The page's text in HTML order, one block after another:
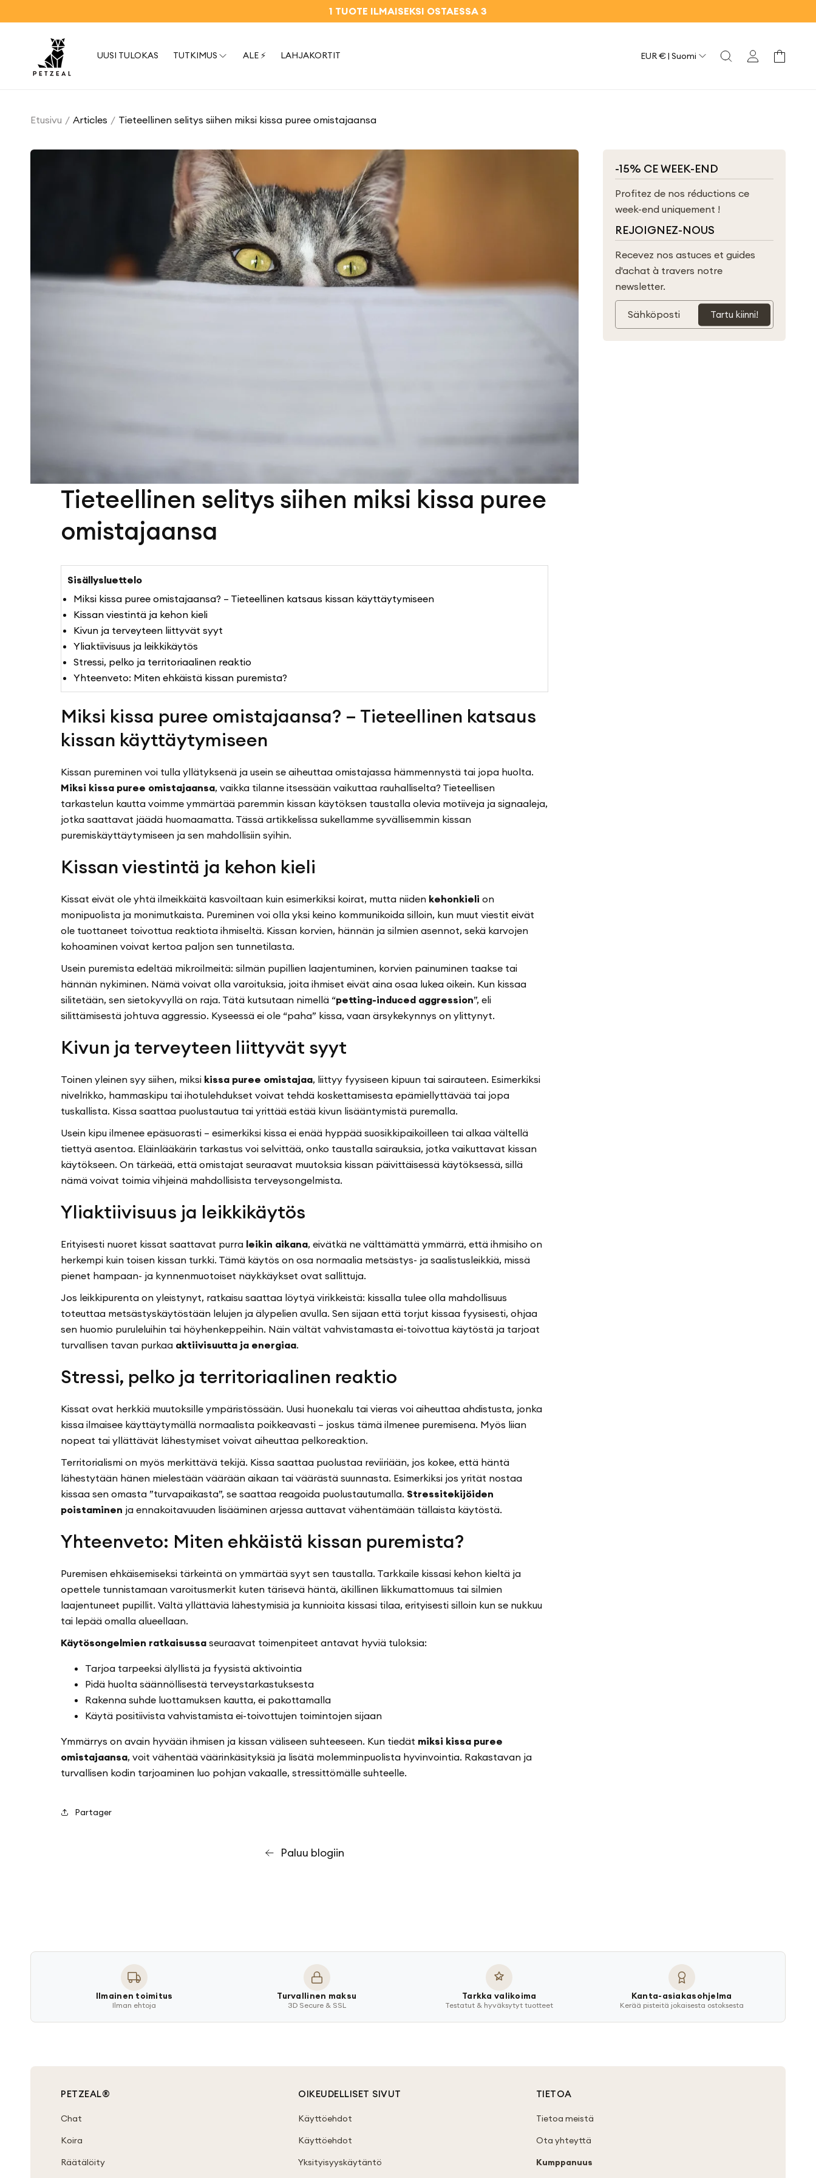
sisältöön
1 TUOTE ILMAISEKSI OSTAESSA 3
UUSI TULOKAS TUTKIMUS ALE ⚡ LAHJAKORTIT Maa/aluEUR € | Suomi Yhteys Kori
Etusivu Articles Tieteellinen selitys siihen miksi kissa puree omistajaansa
Tieteellinen selitys siihen miksi kissa puree
omistajaansa
Sisällysluettelo
Miksi kissa puree omistajaansa? – Tieteellinen katsaus kissan käyttäytymiseen
Kissan viestintä ja kehon kieli
Kivun ja terveyteen liittyvät syyt
Yliaktiivisuus ja leikkikäytös
Stressi, pelko ja territoriaalinen reaktio
Yhteenveto: Miten ehkäistä kissan puremista?
Miksi kissa puree omistajaansa? – Tieteellinen katsaus
kissan käyttäytymiseen
Kissan pureminen voi tulla yllätyksenä ja usein se aiheuttaa omistajassa hämmennystä tai jopa huolta.
Miksi kissa puree omistajaansa, vaikka tilanne itsessään vaikuttaa rauhalliselta? Tieteellisen
tarkastelun kautta voimme ymmärtää paremmin kissan käytöksen taustalla olevia motiiveja ja signaaleja,
jotka saattavat jäädä huomaamatta. Tässä artikkelissa sukellamme syvällisemmin kissan
puremiskäyttäytymiseen ja sen mahdollisiin syihin.
Kissan viestintä ja kehon kieli
Kissat eivät ole yhtä ilmeikkäitä kasvoiltaan kuin esimerkiksi koirat, mutta niiden kehonkieli on
monipuolista ja monimutkaista. Pureminen voi olla yksi keino kommunikoida silloin, kun muut viestit eivät
ole tuottaneet toivottua reaktiota ihmiseltä. Kissan korvien, hännän ja silmien asennot, sekä karvojen
kohoaminen voivat kertoa paljon sen tunnetilasta.
Usein puremista edeltää mikroilmeitä: silmän pupillien laajentuminen, korvien painuminen taakse tai
hännän nykiminen. Nämä voivat olla varoituksia, joita ihmiset eivät aina osaa lukea oikein. Kun kissaa
silitetään, sen sietokyvyllä on raja. Tätä kutsutaan nimellä “petting-induced aggression”, eli
silittämisestä johtuva aggressio. Kyseessä ei ole “paha” kissa, vaan ärsykekynnys on ylittynyt.
Kivun ja terveyteen liittyvät syyt
Toinen yleinen syy siihen, miksi kissa puree omistajaa, liittyy fyysiseen kipuun tai sairauteen. Esimerkiksi
nivelrikko, hammaskipu tai ihotulehdukset voivat tehdä koskettamisesta epämiellyttävää tai jopa
tuskallista. Kissa saattaa puolustautua tai yrittää estää kivun lisääntymistä puremalla.
Usein kipu ilmenee epäsuorasti – esimerkiksi kissa ei enää hyppää suosikkipaikoilleen tai alkaa vältellä
tiettyä asentoa. Eläinlääkärin tarkastus voi selvittää, onko taustalla sairauksia, jotka vaikuttavat kissan
käytökseen. On tärkeää, että omistajat seuraavat muutoksia kissan päivittäisessä käytöksessä, sillä
nämä voivat toimia vihjeinä mahdollisista terveysongelmista.
Yliaktiivisuus ja leikkikäytös
Erityisesti nuoret kissat saattavat purra leikin aikana, eivätkä ne välttämättä ymmärrä, että ihmisiho on
herkempi kuin toisen kissan turkki. Tämä käytös on osa normaalia metsästys- ja saalistusleikkiä, missä
pienet hampaan- ja kynnenmuotoiset näykkäykset ovat sallittuja.
Jos leikkipurenta on yleistynyt, ratkaisu saattaa löytyä virikkeistä: kissalla tulee olla mahdollisuus
toteuttaa metsästyskäytöstään lelujen ja älypelien avulla. Sen sijaan että torjut kissaa fyysisesti, ohjaa
sen huomio puruleluihin tai höyhenkeppeihin. Näin vältät vahvistamasta ei-toivottua käytöstä ja tarjoat
turvallisen tavan purkaa aktiivisuutta ja energiaa.
Stressi, pelko ja territoriaalinen reaktio
Kissat ovat herkkiä muutoksille ympäristössään. Uusi huonekalu tai vieras voi aiheuttaa ahdistusta, jonka
kissa ilmaisee käyttäytymällä normaalista poikkeavasti – joskus tämä ilmenee puremisena. Myös liian
nopeat tai yllättävät lähestymiset voivat aiheuttaa pelkoreaktion.
Territorialismi on myös merkittävä tekijä. Kissa saattaa puolustaa reviiriään, jos kokee, että häntä
lähestytään hänen mielestään väärään aikaan tai väärästä suunnasta. Esimerkiksi jos yrität nostaa
kissaa sen omasta ”turvapaikasta”, se saattaa reagoida puolustautumalla. Stressitekijöiden
poistaminen ja ennakoitavuuden lisääminen arjessa auttavat vähentämään tällaista käytöstä.
Yhteenveto: Miten ehkäistä kissan puremista?
Puremisen ehkäisemiseksi tärkeintä on ymmärtää syyt sen taustalla. Tarkkaile kissasi kehon kieltä ja
opettele tunnistamaan varoitusmerkit kuten tärisevä häntä, äkillinen liikkumattomuus tai silmien
laajentuneet pupillit. Vältä yllättäviä lähestymisiä ja kunnioita kissasi tilaa, erityisesti silloin kun se nukkuu
tai lepää omalla alueellaan.
Käytösongelmien ratkaisussa seuraavat toimenpiteet antavat hyviä tuloksia:
Tarjoa tarpeeksi älyllistä ja fyysistä aktivointia
Pidä huolta säännöllisestä terveystarkastuksesta
Rakenna suhde luottamuksen kautta, ei pakottamalla
Käytä positiivista vahvistamista ei-toivottujen toimintojen sijaan
Ymmärrys on avain hyvään ihmisen ja kissan väliseen suhteeseen. Kun tiedät miksi kissa puree
omistajaansa, voit vähentää väärinkäsityksiä ja lisätä molemminpuolista hyvinvointia. Rakastavan ja
turvallisen kodin tarjoaminen luo pohjan vakaalle, stressittömälle suhteelle.
Partager
Paluu blogiin
-15% CE WEEK-END
Profitez de nos réductions ce
week-end uniquement !
REJOIGNEZ-NOUS
Recevez nos astuces et guides
d'achat à travers notre
newsletter.
Sähköposti Tartu kiinni!
Ilmainen toimitus
Ilman ehtoja
Turvallinen maksu
3D Secure & SSL
Tarkka valikoima
Testatut & hyväksytyt tuotteet
Kanta-asiakasohjelma
Kerää pisteitä jokaisesta ostoksesta
PETZEAL®
Chat
Koira
Räätälöity
OIKEUDELLISET SIVUT
Käyttöehdot
Käyttöehdot
Yksityisyyskäytäntö
TIETOA
Tietoa meistä
Ota yhteyttä
Kumppanuus